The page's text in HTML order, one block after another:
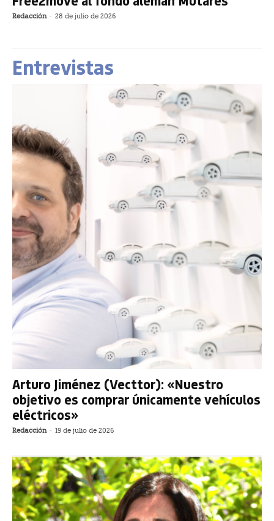
Redacción - 28 de julio de 2026
Entrevistas
Arturo Jiménez (Vecttor): «Nuestro
objetivo es comprar únicamente vehículos
eléctricos»
Redacción - 19 de julio de 2026